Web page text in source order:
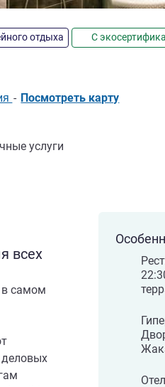
отдыха С
- Посмотреть карту
услуги
всех
в самом
деловых